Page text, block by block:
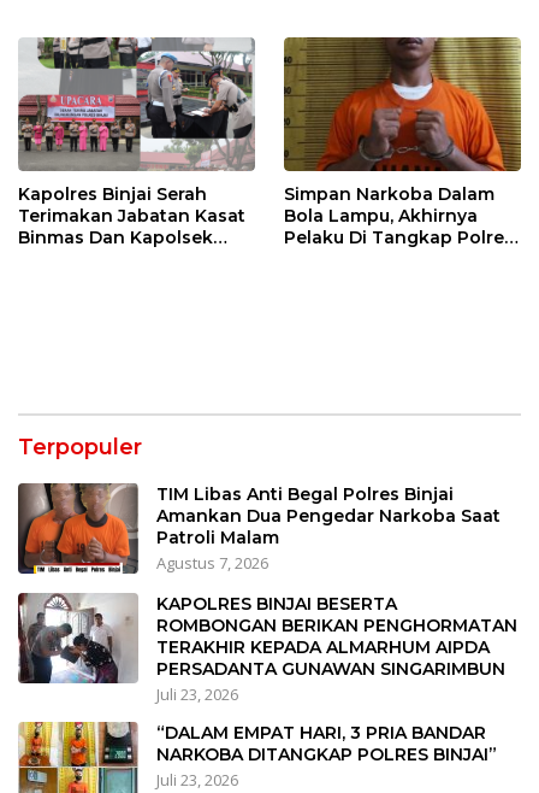
Kapolres Binjai Serah
Terimakan Jabatan Kasat
Binmas Dan Kapolsek
Simpan Narkoba Dalam
Bola Lampu, Akhirnya
Pelaku Di Tangkap Polres
Terpopuler
TIM Libas Anti Begal Polres Binjai
Amankan Dua Pengedar Narkoba Saat
Patroli Malam
Agustus 7, 2026
KAPOLRES BINJAI BESERTA
ROMBONGAN BERIKAN PENGHORMATAN
TERAKHIR KEPADA ALMARHUM AIPDA
PERSADANTA GUNAWAN SINGARIMBUN
Juli 23, 2026
“DALAM EMPAT HARI, 3 PRIA BANDAR
NARKOBA DITANGKAP POLRES BINJAI”
Juli 23, 2026